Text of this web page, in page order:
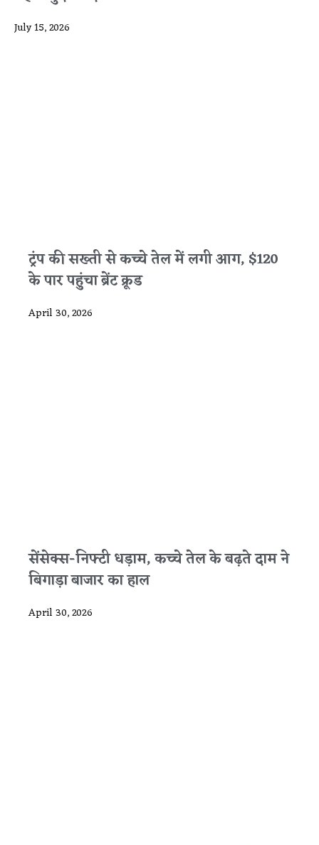
July 15, 2026
ट्रंप की सख्ती से कच्चे तेल में लगी आग, $120
के पार पहुंचा ब्रेंट क्रूड
April 30, 2026
सेंसेक्स-निफ्टी धड़ाम, कच्चे तेल के बढ़ते दाम ने
बिगाड़ा बाजार का हाल
April 30, 2026